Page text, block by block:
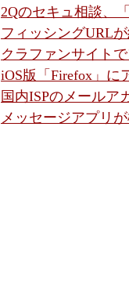
2Qのセキュ相談、
フィッシングURL
クラファンサイト
iOS版「Firefox」に
国内ISPのメールア
メッセージアプリ